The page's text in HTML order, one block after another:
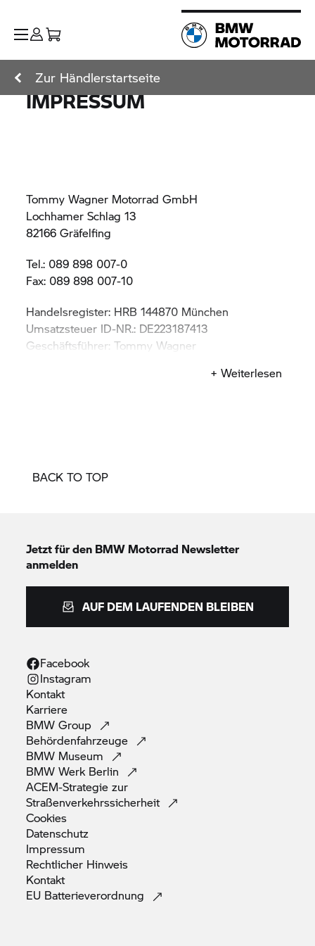
Zur Händlerstartseite
IMPRESSUM
Tommy Wagner Motorrad GmbH
Lochhamer Schlag 13
82166 Gräfelfing
Tel.: 089 898 007-0
Fax: 089 898 007-10
Handelsregister: HRB 144870 München
Umsatzsteuer ID-NR.: DE223187413
Geschäftsführer: Tommy Wagner
+ Weiterlesen
BACK TO TOP
Jetzt für den BMW Motorrad Newsletter
anmelden
AUF DEM LAUFENDEN BLEIBEN
Facebook
Instagram
Kontakt
Karriere
BMWGroup
Behördenfahrzeuge
BMW Museum
BMW Werk Berlin
ACEM-Strategie zur
Straßenverkehrssicherheit
Cookies
Datenschutz
Impressum
Rechtlicher Hinweis
Kontakt
EU Batterieverordnung